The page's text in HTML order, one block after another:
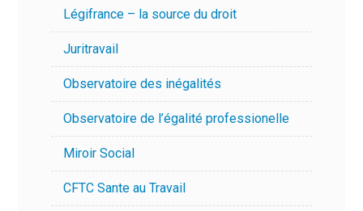
Légifrance – la source du droit
Juritravail
Observatoire des inégalités
Observatoire de l’égalité professionelle
Miroir Social
CFTC Sante au Travail